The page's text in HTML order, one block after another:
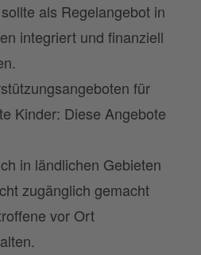
als Regelangebot in
integriert und finanziell
für
Kinder: Diese Angebote
in ländlichen Gebieten
zugänglich gemacht
vor Ort